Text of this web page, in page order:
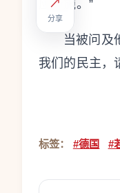
↗
分享
应措施。”
当被问及
我们的民主，
标签： #德国 #